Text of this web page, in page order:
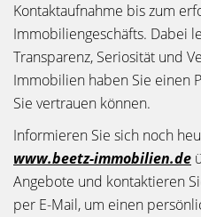
Kontaktaufnahme bis zum
Immobiliengeschäfts. Dabei
Transparenz, Seriosität und
Immobilien haben Sie einen
Sie vertrauen können.
Informieren Sie sich noch
www.beetz-immobilien.de
Angebote und kontaktieren
per E-Mail, um einen